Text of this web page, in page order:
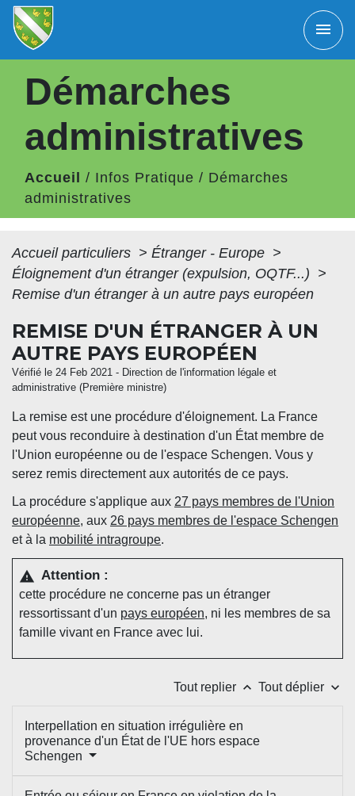
menu
Démarches
administratives
Accueil / Infos Pratique / Démarches
administratives
Accueil particuliers > Étranger - Europe >
Éloignement d'un étranger (expulsion, OQTF...) >
Remise d'un étranger à un autre pays européen
REMISE D'UN ÉTRANGER À UN
AUTRE PAYS EUROPÉEN
Vérifié le 24 Feb 2021 - Direction de l'information légale et
administrative (Première ministre)
La remise est une procédure d'éloignement. La France
peut vous reconduire à destination d'un État membre de
l'Union européenne ou de l'espace Schengen. Vous y
serez remis directement aux autorités de ce pays.
La procédure s'applique aux 27 pays membres de l'Union
européenne, aux 26 pays membres de l'espace Schengen
et à la mobilité intragroupe.
warning Attention :
cette procédure ne concerne pas un étranger
ressortissant d'un pays européen, ni les membres de sa
famille vivant en France avec lui.
Tout replier keyboard_arrow_up Tout déplier keyboard_arrow_down
Interpellation en situation irrégulière en
provenance d'un État de l'UE hors espace
Schengen